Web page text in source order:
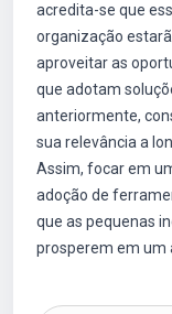
acredita-se que
organização
aproveitar as
que adotam
anteriormente,
sua relevância a
Assim, focar em
adoção de
que as pequenas
prosperem em um